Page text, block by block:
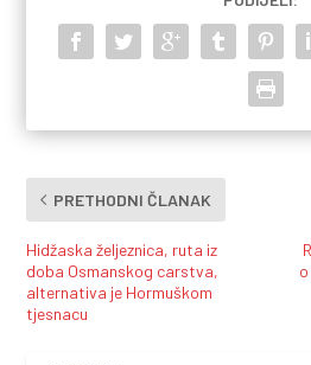
PRETHODNI ČLANAK
Hidžaska željeznica, ruta iz
doba Osmanskog carstva,
alternativa je Hormuškom
tjesnacu